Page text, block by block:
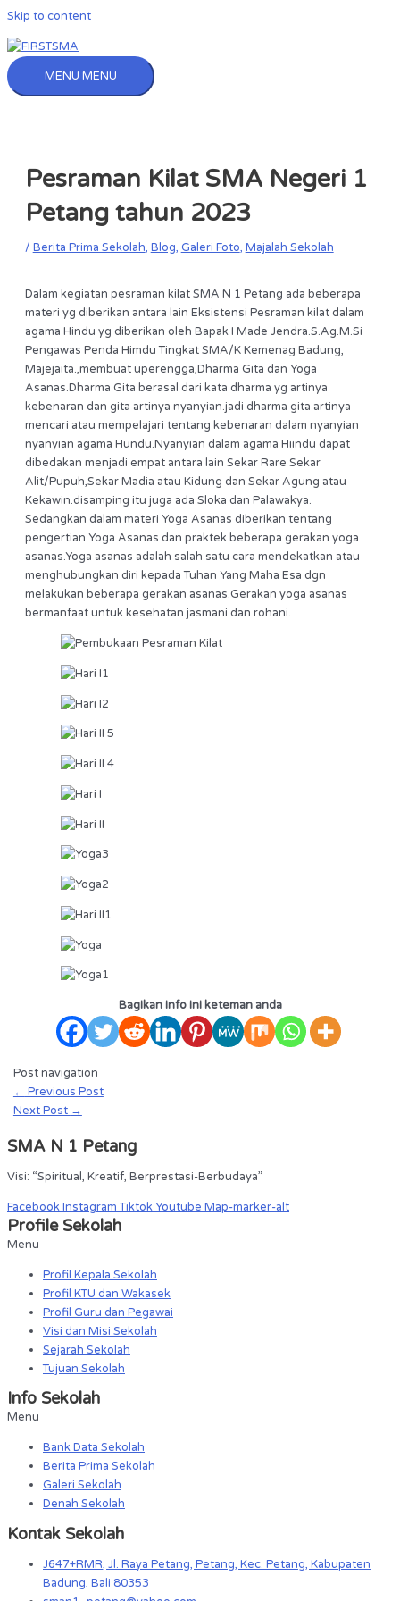
Skip to content
MENU MENU
Pesraman Kilat SMA Negeri 1
Petang tahun 2023
/ Berita Prima Sekolah, Blog, Galeri Foto, Majalah Sekolah
Dalam kegiatan pesraman kilat SMA N 1 Petang ada beberapa
materi yg diberikan antara lain Eksistensi Pesraman kilat dalam
agama Hindu yg diberikan oleh Bapak I Made Jendra.S.Ag.M.Si
Pengawas Penda Himdu Tingkat SMA/K Kemenag Badung,
Majejaita.,membuat uperengga,Dharma Gita dan Yoga
Asanas.Dharma Gita berasal dari kata dharma yg artinya
kebenaran dan gita artinya nyanyian.jadi dharma gita artinya
mencari atau mempelajari tentang kebenaran dalam nyanyian
nyanyian agama Hundu.Nyanyian dalam agama Hiindu dapat
dibedakan menjadi empat antara lain Sekar Rare Sekar
Alit/Pupuh,Sekar Madia atau Kidung dan Sekar Agung atau
Kekawin.disamping itu juga ada Sloka dan Palawakya.
Sedangkan dalam materi Yoga Asanas diberikan tentang
pengertian Yoga Asanas dan praktek beberapa gerakan yoga
asanas.Yoga asanas adalah salah satu cara mendekatkan atau
menghubungkan diri kepada Tuhan Yang Maha Esa dgn
melakukan beberapa gerakan asanas.Gerakan yoga asanas
bermanfaat untuk kesehatan jasmani dan rohani.
Bagikan info ini keteman anda
Post navigation
← Previous Post
Next Post →
SMA N 1 Petang
Visi: “Spiritual, Kreatif, Berprestasi-Berbudaya”
FacebookInstagram TiktokYoutube Map-marker-alt
Profile Sekolah
Menu
Profil Kepala Sekolah
Profil KTU dan Wakasek
Profil Guru dan Pegawai
Visi dan Misi Sekolah
Sejarah Sekolah
Tujuan Sekolah
Info Sekolah
Menu
Bank Data Sekolah
Berita Prima Sekolah
Galeri Sekolah
Denah Sekolah
Kontak Sekolah
J647+RMR, Jl. Raya Petang, Petang, Kec. Petang, Kabupaten
Badung, Bali 80353